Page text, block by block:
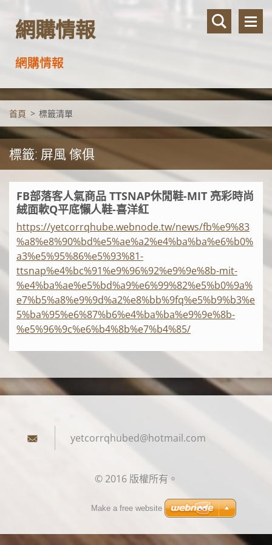
網購情報
網購情報
首頁 > 標籤清單
標籤: 屏風 傢俱
FB部落客人氣商品 TTSNAP休閒鞋-MIT 亮彩時尚
絨面軟Q平底懶人鞋-喜洋紅
https://yetcorrqhube.webnode.tw/news/fb%e9%83
%a8%e8%90%bd%e5%ae%a2%e4%ba%ba%e6%b0%
a3%e5%95%86%e5%93%81-
ttsnap%e4%bc%91%e9%96%92%e9%9e%8b-mit-
%e4%ba%ae%e5%bd%a9%e6%99%82%e5%b0%9a%
e7%b5%a8%e9%9d%a2%e8%bb%9fq%e5%b9%b3%e
5%ba%95%e6%87%b6%e4%ba%ba%e9%9e%8b-
%e5%96%9c%e6%b4%8b%e7%b4%85/
yetcorrqhubed@hotmail.com
© 2016 版權所有。
Make a free website